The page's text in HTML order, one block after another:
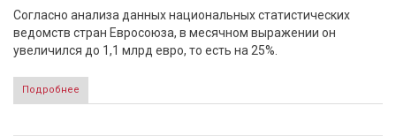
Согласно анализа данных национальных статистических
ведомств стран Евросоюза, в месячном выражении он
увеличился до 1,1 млрд евро, то есть на 25%.
Подробнее